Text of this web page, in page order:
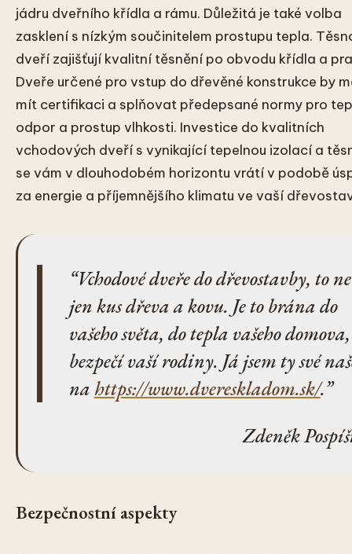
jádru dveřního křídla a rámu. Důležitá je také volba
zasklení s nízkým součinitelem prostupu tepla.
dveří zajišťují kvalitní těsnění po obvodu křídla a
Dveře určené pro vstup do dřevěné konstrukce by
mít certifikaci a splňovat předepsané normy pro
odpor a prostup vlhkosti. Investice do kvalitních
vchodových dveří s vynikající tepelnou izolací a
se vám v dlouhodobém horizontu vrátí v podobě
za energie a příjemnějšího klimatu ve vaší
Vchodové dveře do dřevostavby, to
jen kus dřeva a kovu. Je to brána do
vašeho světa, do tepla vašeho
bezpečí vaší rodiny. Já jsem ty své
na https://www.dvereskladom.sk/.
Zdeněk
Bezpečnostní aspekty